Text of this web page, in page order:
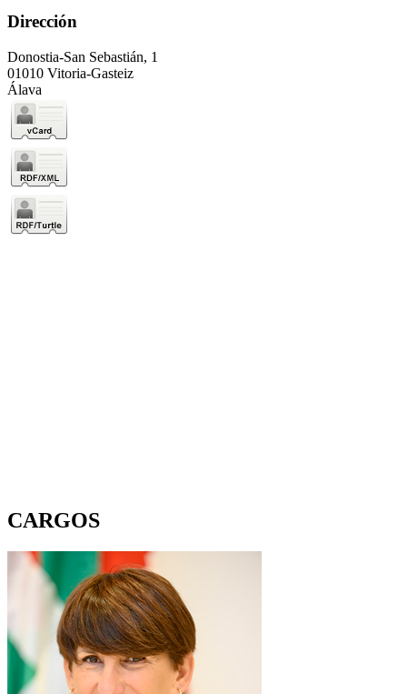
Dirección
Donostia-San Sebastián, 1
01010 Vitoria-Gasteiz
Álava
CARGOS